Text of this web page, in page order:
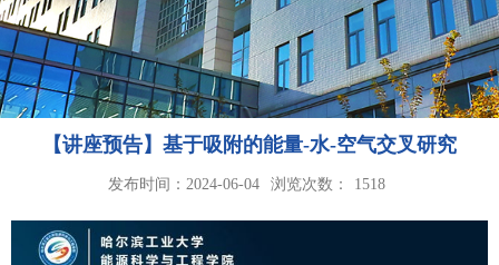
【讲座预告】基于吸附的能量-水-空气交叉研究
发布时间：2024-06-04 浏览次数： 1518